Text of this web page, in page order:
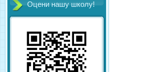
Оцени нашу школу!